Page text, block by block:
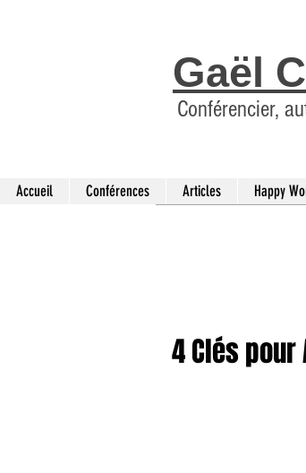
Gaël
Conférencier,
Accueil Conférences Articles Happy
4 Clés